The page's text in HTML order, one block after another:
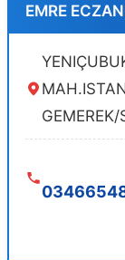
EMRE
GEMEREK/